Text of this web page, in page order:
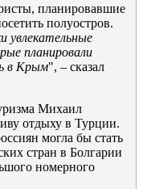
планировавшие
полуостров.
увлекательные
планировали
в Крым", – сказал
Михаил
отдыху в Турции.
могла бы стать
стран в Болгарии
номерного